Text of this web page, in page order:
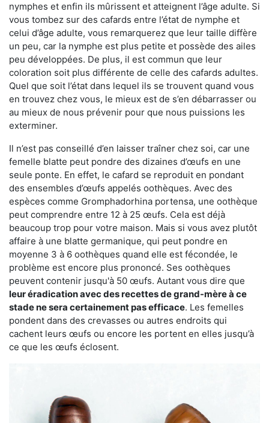
nymphes et enfin ils mûrissent et atteignent l’âge adulte. Si
vous tombez sur des cafards entre l’état de nymphe et
celui d’âge adulte, vous remarquerez que leur taille diffère
un peu, car la nymphe est plus petite et possède des ailes
peu développées. De plus, il est commun que leur
coloration soit plus différente de celle des cafards adultes.
Quel que soit l’état dans lequel ils se trouvent quand vous
en trouvez chez vous, le mieux est de s’en débarrasser ou
au mieux de nous prévenir pour que nous puissions les
exterminer.
Il n’est pas conseillé d’en laisser traîner chez soi, car une
femelle blatte peut pondre des dizaines d’œufs en une
seule ponte. En effet, le cafard se reproduit en pondant
des ensembles d’œufs appelés oothèques. Avec des
espèces comme Gromphadorhina portensa, une oothèque
peut comprendre entre 12 à 25 œufs. Cela est déjà
beaucoup trop pour votre maison. Mais si vous avez plutôt
affaire à une blatte germanique, qui peut pondre en
moyenne 3 à 6 oothèques quand elle est fécondée, le
problème est encore plus prononcé. Ses oothèques
peuvent contenir jusqu'à 50 œufs. Autant vous dire que
leur éradication avec des recettes de grand-mère à ce
stade ne sera certainement pas efficace. Les femelles
pondent dans des crevasses ou autres endroits qui
cachent leurs œufs ou encore les portent en elles jusqu’à
ce que les œufs éclosent.